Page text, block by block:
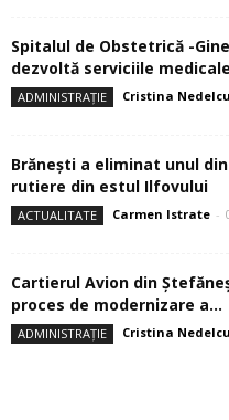
Spitalul de Obstetrică -
dezvoltă serviciile medicale
ADMINISTRAȚIE Cristina Nedelcu
Brănești a eliminat unul
rutiere din estul Ilfovului
ACTUALITATE Carmen Istrate -
Cartierul Avion din
proces de modernizare a...
ADMINISTRAȚIE Cristina Nedelcu